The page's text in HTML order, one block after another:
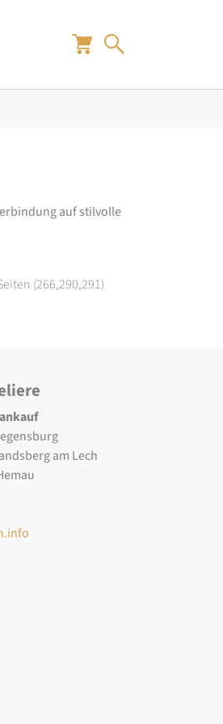
auf stilvolle
(266,290,291)
am Lech